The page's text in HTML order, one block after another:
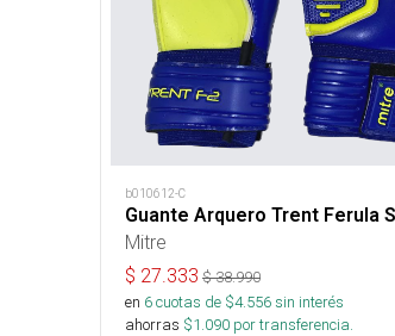
b010612-C
Guante Arquero Trent Ferula
Mitre
$ 27.333 $38.990
en 6cuotas de $4.556sin interés
ahorras $1.090 por transferencia.